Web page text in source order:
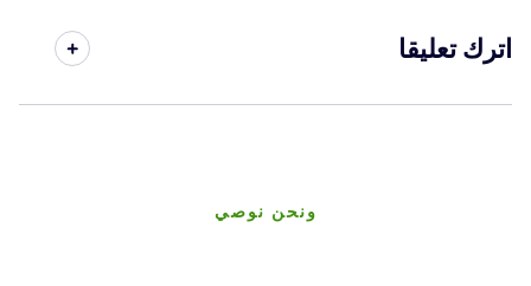
اترك تعليقا
ونحن نوصي